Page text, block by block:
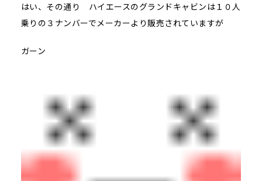
はい、その通り ハイエースのグランドキャビンは１０人
乗りの３ナンバーでメーカーより販売されていますが
ガーン